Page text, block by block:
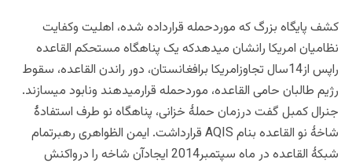
کشف پایگاه بزرگ که موردحمله قرارداده شده، اهلیت وکفایت
نظامیان امریکا رانشان میدهدکه یک پناهگاه مستحکم القاعده
راپس از14سال تجاوزامریکا برافغانستان، دور راندن القاعده، سقوط
رژیم طالبان حامی القاعده، موردحمله قرارمیدهند ونابود میسازند.
جنرال کمبل گفت درزمان حملۀ خزانی، پناهگاه نو طرف استفادۀ
شاخۀ نو القاعده بنام AQIS قرارداشت. ایمن الظواهری رهبرتمام
شبکۀ القاعده در ماه سپتمبر2014 ایجادآن شاخه را درواکنش